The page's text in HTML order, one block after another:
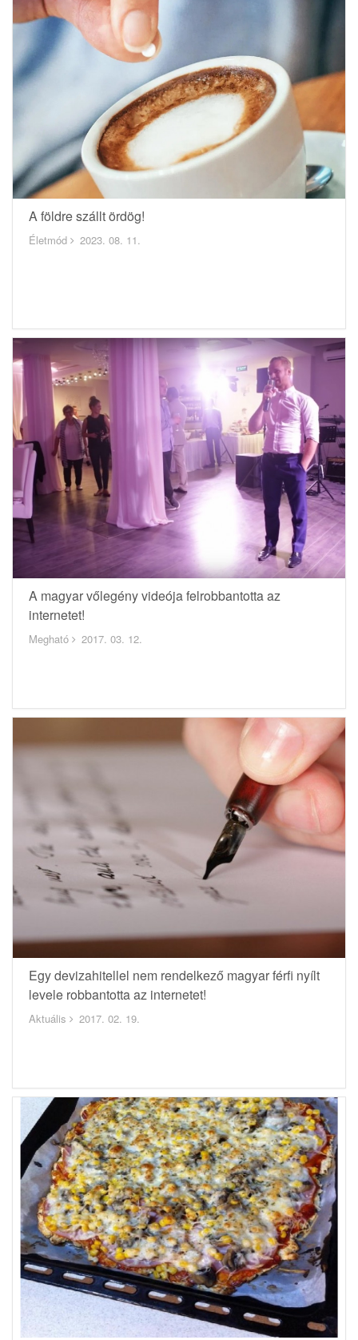
A földre szállt ördög!
Életmód 2023. 08. 11.
A magyar vőlegény videója felrobbantotta az
internetet!
Megható 2017. 03. 12.
Egy devizahitellel nem rendelkező magyar férfi nyílt
levele robbantotta az internetet!
Aktuális 2017. 02. 19.